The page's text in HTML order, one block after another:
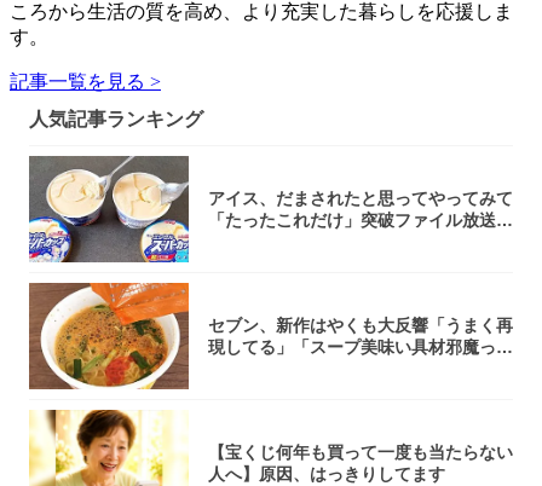
ころから生活の質を高め、より充実した暮らしを応援しま
す。
記事一覧を見る >
人気記事ランキング
アイス、だまされたと思ってやってみて
「たったこれだけ」突破ファイル放送で
セブン、新作はやくも大反響「うまく再
現してる」「スープ美味い具材邪魔って
【宝くじ何年も買って一度も当たらない
人へ】原因、はっきりしてます